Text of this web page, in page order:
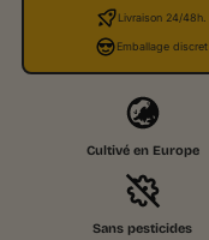
Livraison 24/48h.
Emballage discret
Cultivé en Europe
Sans pesticides